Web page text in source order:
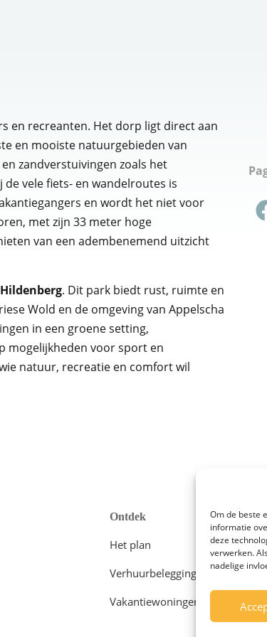
Om de beste
informatie
deze
verwerken.
nadelige
en recreanten. Het dorp ligt direct aan
en mooiste natuurgebieden van
zandverstuivingen zoals het
de vele fiets- en wandelroutes is
en wordt het niet voor
met zijn 33 meter hoge
van een adembenemend uitzicht
. Dit park biedt rust, ruimte en
Wold en de omgeving van Appelscha
in een groene setting,
mogelijkheden voor sport en
natuur, recreatie en comfort wil
Ontdek
Het plan
Verhuurbelegging
Vakantiewoningen